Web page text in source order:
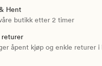
Hent
butikk etter 2 timer
returer
åpent kjøp og enkle returer i